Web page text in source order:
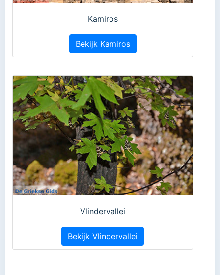
Kamiros
Bekijk Kamiros
Vlindervallei
Bekijk Vlindervallei